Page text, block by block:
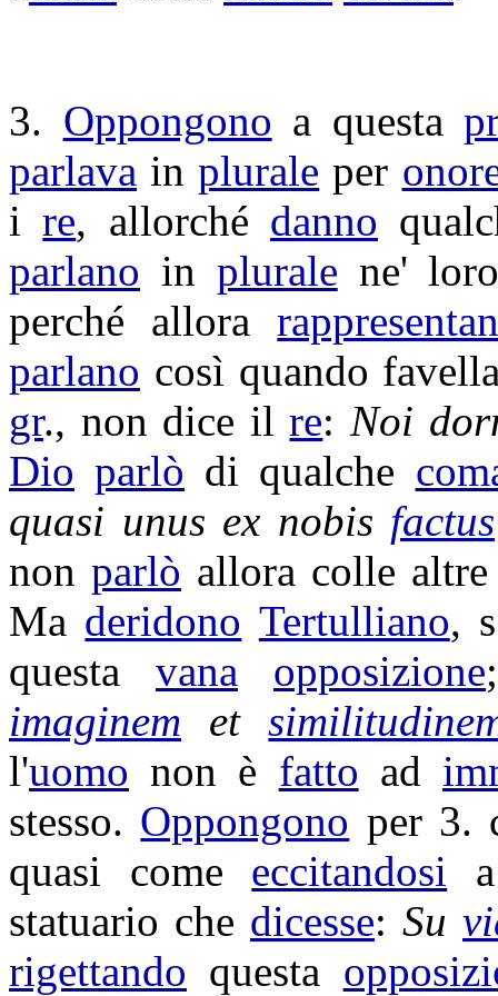
3. Oppongono a questa
parlava inplurale per
ire, allorché danno
parlano in plurale ne'
perché allora
parlano così quando
gr., non dice ilre:Noi
Dio parlò di qualche
quasi unus ex nobis factus
nonparlò allora colle
Ma deridono Tertulliano,
questavana opposizione
imaginem et
l'uomo non è fatto ad
stesso. Oppongono per 3.
quasi come eccitandosi
statuario che dicesse:Su
rigettando questa